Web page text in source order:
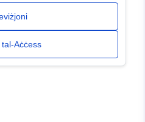
tal-Aċċess